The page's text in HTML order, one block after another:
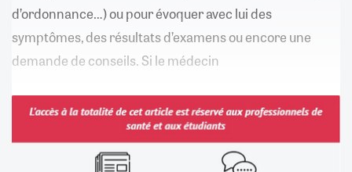
d’ordonnance…) ou pour évoquer avec lui des
symptômes, des résultats d’examens ou encore une
demande de conseils. Si le médecin